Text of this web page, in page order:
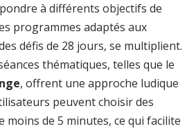
à différents objectifs de
programmes adaptés aux
défis de 28 jours, se multiplient.
thématiques, telles que le
, offrent une approche ludique
peuvent choisir des
moins de 5 minutes, ce qui facilite